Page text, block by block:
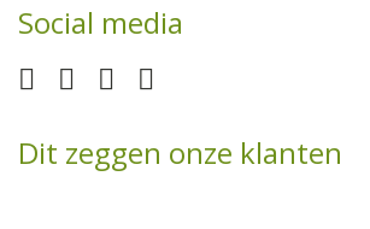
Social media
Dit zeggen onze klanten